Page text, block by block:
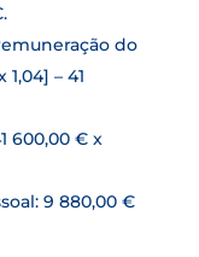
do
– 41
600,00 € x
9 880,00 €